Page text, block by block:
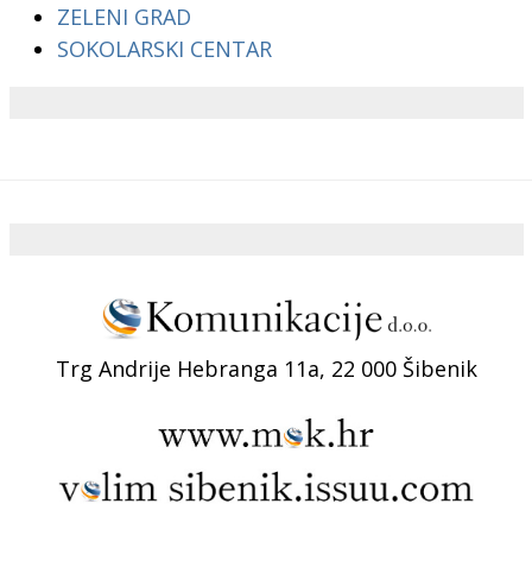
ZELENI GRAD
SOKOLARSKI CENTAR
Trg Andrije Hebranga 11a, 22 000 Šibenik